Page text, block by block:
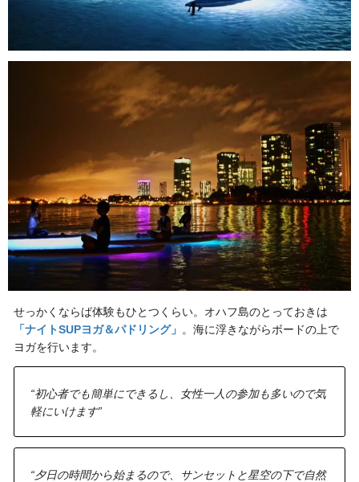
せっかくならば体験もひとつくらい。オハフ島のとっておきは
「ナイトSUPヨガ＆パドリング」 。海に浮きながらボードの上で
ヨガを行います。
“初心者でも簡単にできるし、女性一人の参加も多いので気
軽にいけます”
“夕日の時間から始まるので、サンセットと星空の下で自然